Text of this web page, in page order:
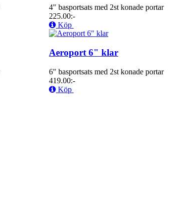
4" basportsats med 2st konade portar
225.00:-
Köp
Aeroport 6" klar
6" basportsats med 2st konade portar
419.00:-
Köp